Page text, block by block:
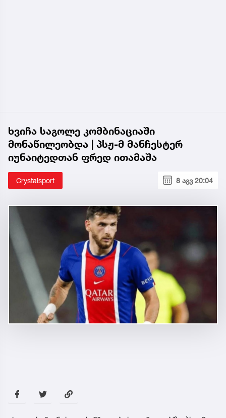
ხვიჩა საგოლე კომბინაციაში
მონაწილეობდა | პსჟ-მ მანჩესტერ
იუნაიტედთან ფრედ ითამაშა
Crystalsport 8 აგვ 20:04